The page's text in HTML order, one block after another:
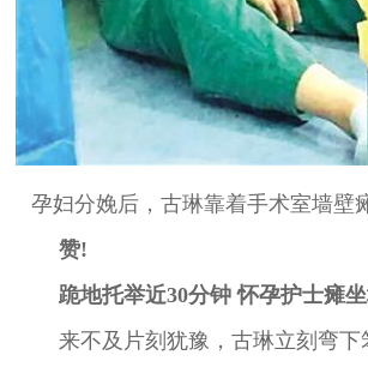
孕妇分娩后，古琳靠着手术室墙壁
赞!
跪地托举近30分钟 怀孕护士瘫坐
来不及片刻犹豫，古琳立刻弯下